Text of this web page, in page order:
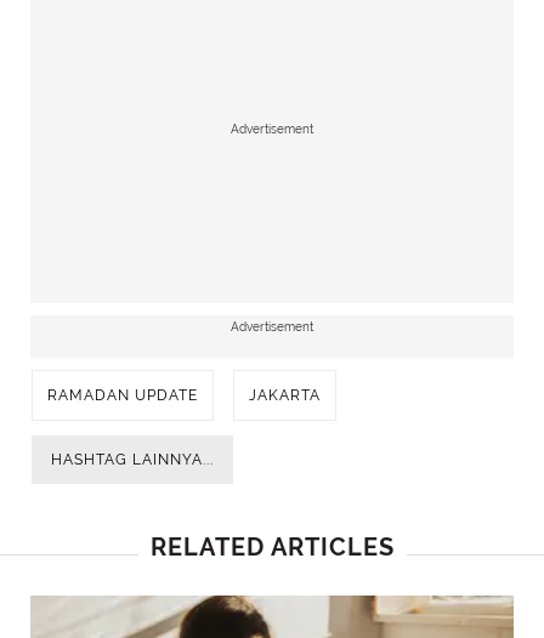
Advertisement
Advertisement
RAMADAN UPDATE JAKARTA
HASHTAG LAINNYA...
RELATED ARTICLES